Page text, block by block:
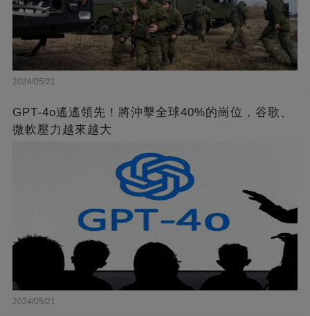
2024/05/21
GPT-4o遙遙領先！將沖擊全球40%的崗位，谷歌、
微軟壓力越來越大
2024/05/21